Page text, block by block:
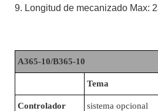
9. Longitud de mecanizado
A365-10/B365-10
Tema
Controlador sistema opcional